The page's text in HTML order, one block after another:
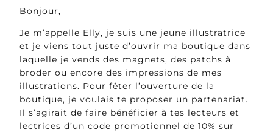
Bonjour,
Je m’appelle Elly, je suis une jeune illustratrice
et je viens tout juste d’ouvrir ma boutique dans
laquelle je vends des magnets, des patchs à
broder ou encore des impressions de mes
illustrations. Pour fêter l’ouverture de la
boutique, je voulais te proposer un partenariat.
Il s’agirait de faire bénéficier à tes lecteurs et
lectrices d’un code promotionnel de 10% sur